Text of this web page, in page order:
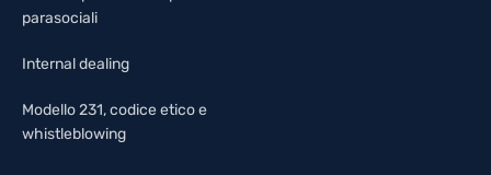
parasociali
Internal dealing
Modello 231, codice etico e
whistleblowing